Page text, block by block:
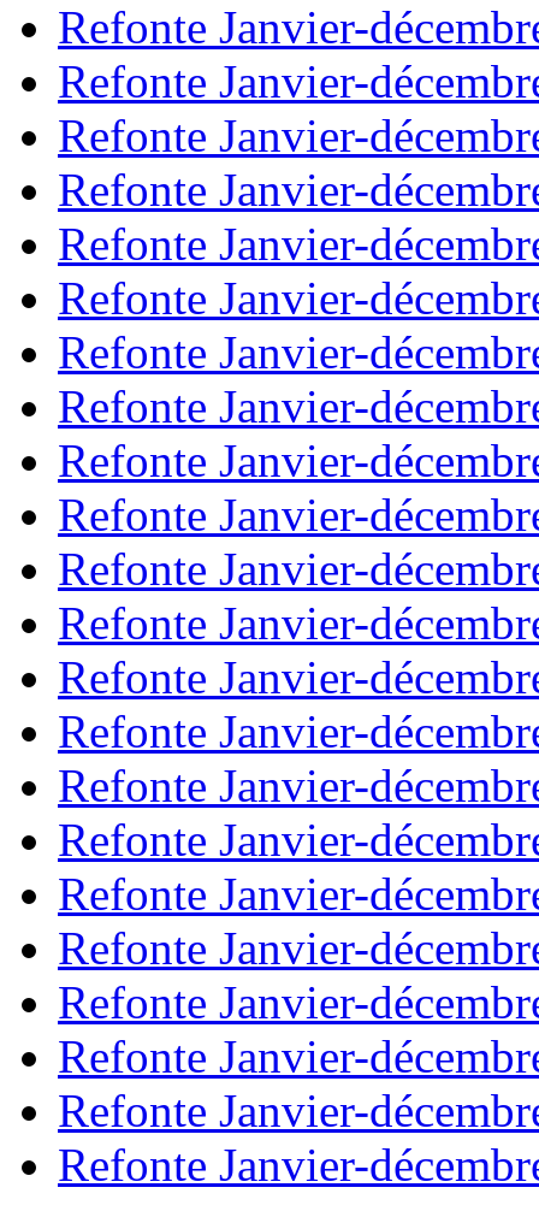
Refonte Janvier-
Refonte Janvier-
Refonte Janvier-
Refonte Janvier-
Refonte Janvier-
Refonte Janvier-
Refonte Janvier-
Refonte Janvier-
Refonte Janvier-
Refonte Janvier-
Refonte Janvier-
Refonte Janvier-
Refonte Janvier-
Refonte Janvier-
Refonte Janvier-
Refonte Janvier-
Refonte Janvier-
Refonte Janvier-
Refonte Janvier-
Refonte Janvier-
Refonte Janvier-
Refonte Janvier-